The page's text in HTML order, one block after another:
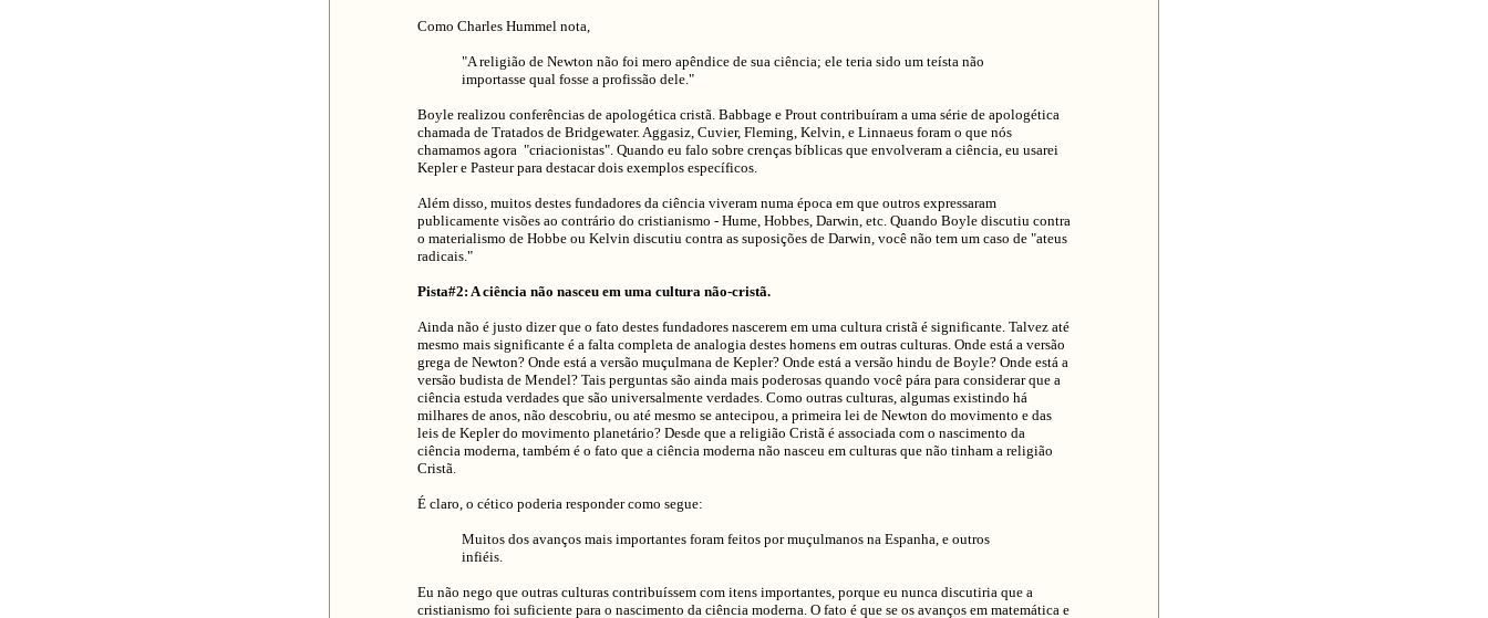
Como Charles Hummel nota,
"A religião de Newton não foi mero apêndice de sua ciência; ele teria sido um teísta não
importasse qual fosse a profissão dele."
Boyle realizou conferências de apologética cristã. Babbage e Prout contribuíram a uma série de apologética
chamada de Tratados de Bridgewater. Aggasiz, Cuvier, Fleming, Kelvin, e Linnaeus foram o que nós
chamamos agora "criacionistas". Quando eu falo sobre crenças bíblicas que envolveram a ciência, eu usarei
Kepler e Pasteur para destacar dois exemplos específicos.
Além disso, muitos destes fundadores da ciência viveram numa época em que outros expressaram
publicamente visões ao contrário do cristianismo - Hume, Hobbes, Darwin, etc. Quando Boyle discutiu contra
o materialismo de Hobbe ou Kelvin discutiu contra as suposições de Darwin, você não tem um caso de "ateus
radicais."
Pista#2: A ciência não nasceu em uma cultura não-cristã.
Ainda não é justo dizer que o fato destes fundadores nascerem em uma cultura cristã é significante. Talvez até
mesmo mais significante é a falta completa de analogia destes homens em outras culturas. Onde está a versão
grega de Newton? Onde está a versão muçulmana de Kepler? Onde está a versão hindu de Boyle? Onde está a
versão budista de Mendel? Tais perguntas são ainda mais poderosas quando você pára para considerar que a
ciência estuda verdades que são universalmente verdades. Como outras culturas, algumas existindo há
milhares de anos, não descobriu, ou até mesmo se antecipou, a primeira lei de Newton do movimento e das
leis de Kepler do movimento planetário? Desde que a religião Cristã é associada com o nascimento da
ciência moderna, também é o fato que a ciência moderna não nasceu em culturas que não tinham a religião
Cristã.
É claro, o cético poderia responder como segue:
Muitos dos avanços mais importantes foram feitos por muçulmanos na Espanha, e outros
infiéis.
Eu não nego que outras culturas contribuíssem com itens importantes, porque eu nunca discutiria que a
cristianismo foi suficiente para o nascimento da ciência moderna. O fato é que se os avanços em matemática e